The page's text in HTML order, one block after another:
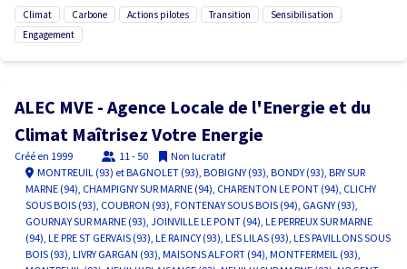
climat carbone actions pilotes transition
sensibilisation
engagement
ALEC MVE - Agence Locale de l'Energie et du
Climat Maîtrisez Votre Energie
Créé en 1999 11 - 50
Non lucratif
MONTREUIL (93) et BAGNOLET (93), BOBIGNY (93), BONDY (93), BRY SUR
MARNE (94), CHAMPIGNY SUR MARNE (94), CHARENTON LE PONT (94), CLICHY
SOUS BOIS (93), COUBRON (93), FONTENAY SOUS BOIS (94), GAGNY (93),
GOURNAY SUR MARNE (93), JOINVILLE LE PONT (94), LE PERREUX SUR MARNE
(94), LE PRE ST GERVAIS (93), LE RAINCY (93), LES LILAS (93), LES PAVILLONS SOUS
BOIS (93), LIVRY GARGAN (93), MAISONS ALFORT (94), MONTFERMEIL (93),